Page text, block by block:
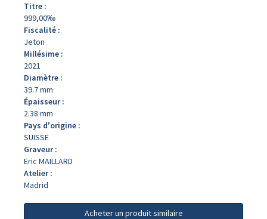
Titre :
999,00‰
Fiscalité :
Jeton
Millésime :
2021
Diamètre :
39.7 mm
Épaisseur :
2.38 mm
Pays d'origine :
SUISSE
Graveur :
Eric MAILLARD
Atelier :
Madrid
Acheter un produit similaire